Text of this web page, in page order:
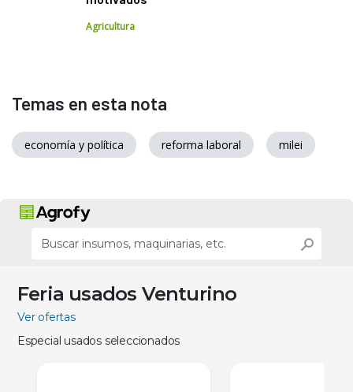
Agricultura
Temas en esta nota
economía y política reforma laboral milei
Feria usados Venturino
Ver ofertas
Especial usados seleccionados